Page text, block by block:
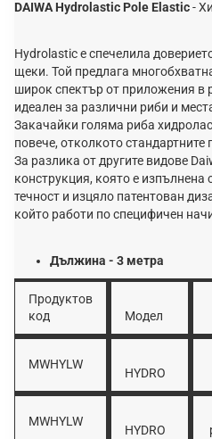
DAIWA Hydrolastic Pole Elastic-
Hydrolastic е спечелила
щеки. Той предлага
широк спектър от приложения в
идеален за различни риби и
Закачайки голяма риба
повече, отколкото стандартните
За разлика от другите видове
конструкция, която е изпълнена
течност и изцяло патентован
който работи по специфичен
Дължина - 3 метра
Продуктов
код
Модел
MWHYLW
HYDRO
MWHYLW
HYDRO